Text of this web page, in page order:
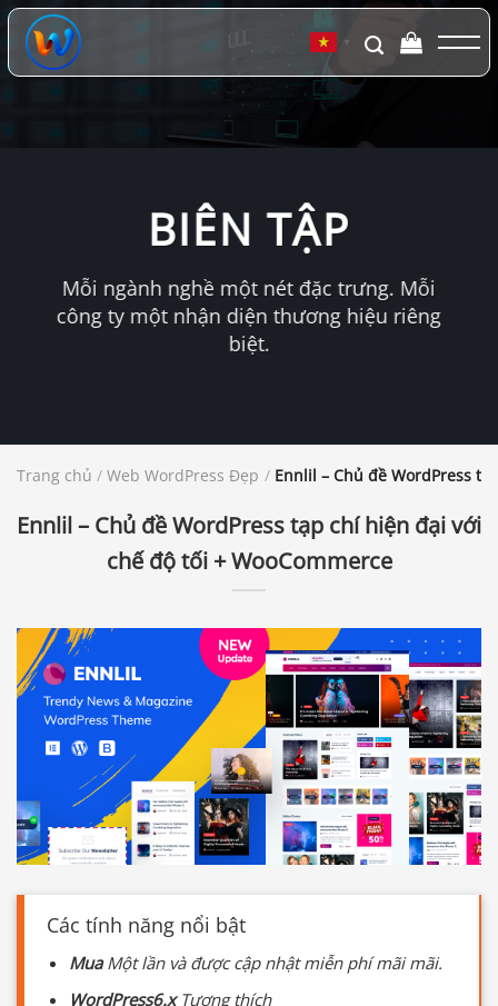
Chuyển
đến
dung
▼
BIÊN TẬP
Mỗi ngành nghề một nét đặc trưng. Mỗi
công ty một nhận diện thương hiệu riêng
biệt.
Trang chủ / Web WordPress Đẹp / Ennlil – Chủ đề WordPress
Ennlil – Chủ đề WordPress tạp chí hiện đại với
chế độ tối + WooCommerce
Các tính năng nổi bật
MuaMột lần và được cập nhật miễn phí mãi mãi.
WordPress6.xTương thích